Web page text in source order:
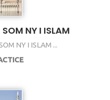
NY I ISLAM
NY I ISLAM ...